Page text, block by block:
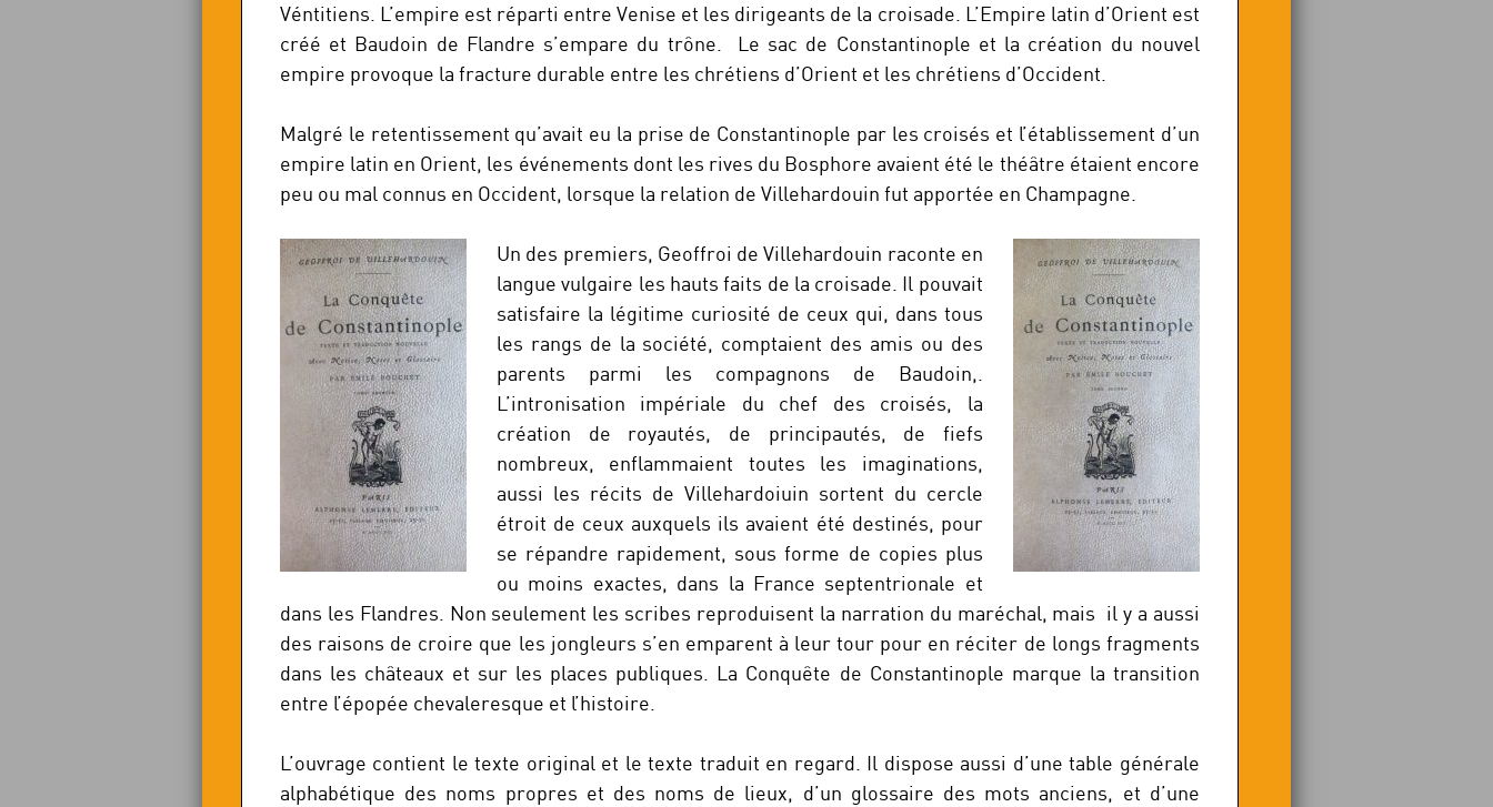
Véntitiens. L’empire est réparti entre Venise et les dirigeants de la croisade. L’Empire latin d’Orient est
créé et Baudoin de Flandre s’empare du trône. Le sac de Constantinople et la création du nouvel
empire provoque la fracture durable entre les chrétiens d’Orient et les chrétiens d’Occident.
Malgré le retentissement qu’avait eu la prise de Constantinople par les croisés et l’établissement d’un
empire latin en Orient, les événements dont les rives du Bosphore avaient été le théâtre étaient encore
peu ou mal connus en Occident, lorsque la relation de Villehardouin fut apportée en Champagne.
Un des premiers, Geoffroi de Villehardouin raconte en
langue vulgaire les hauts faits de la croisade. Il pouvait
satisfaire la légitime curiosité de ceux qui, dans tous
les rangs de la société, comptaient des amis ou des
parents parmi les compagnons de Baudoin,.
L’intronisation impériale du chef des croisés, la
création de royautés, de principautés, de fiefs
nombreux, enflammaient toutes les imaginations,
aussi les récits de Villehardoiuin sortent du cercle
étroit de ceux auxquels ils avaient été destinés, pour
se répandre rapidement, sous forme de copies plus
ou moins exactes, dans la France septentrionale et
dans les Flandres. Non seulement les scribes reproduisent la narration du maréchal, mais il y a aussi
des raisons de croire que les jongleurs s’en emparent à leur tour pour en réciter de longs fragments
dans les châteaux et sur les places publiques. La Conquête de Constantinople marque la transition
entre l’épopée chevaleresque et l’histoire.
L’ouvrage contient le texte original et le texte traduit en regard. Il dispose aussi d’une table générale
alphabétique des noms propres et des noms de lieux, d’un glossaire des mots anciens, et d’une